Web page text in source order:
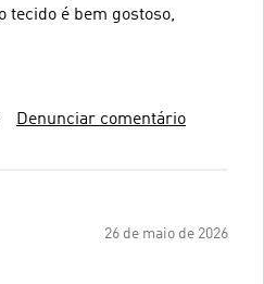
tecido é bem gostoso,
Denunciar comentário
26 de maio de 2026